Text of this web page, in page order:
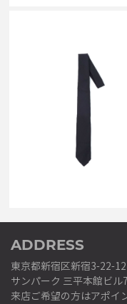
CAMISAS MANOLO
WOOL TIE NAVY
￥27,500
↓
ADDRESS
東京都新宿区新宿3-22-12
サンパーク 三平本館ビル
来店ご希望の方はアポイ